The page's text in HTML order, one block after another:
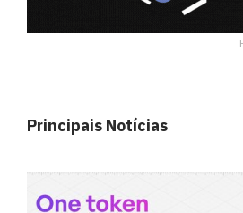
Principais Notícias